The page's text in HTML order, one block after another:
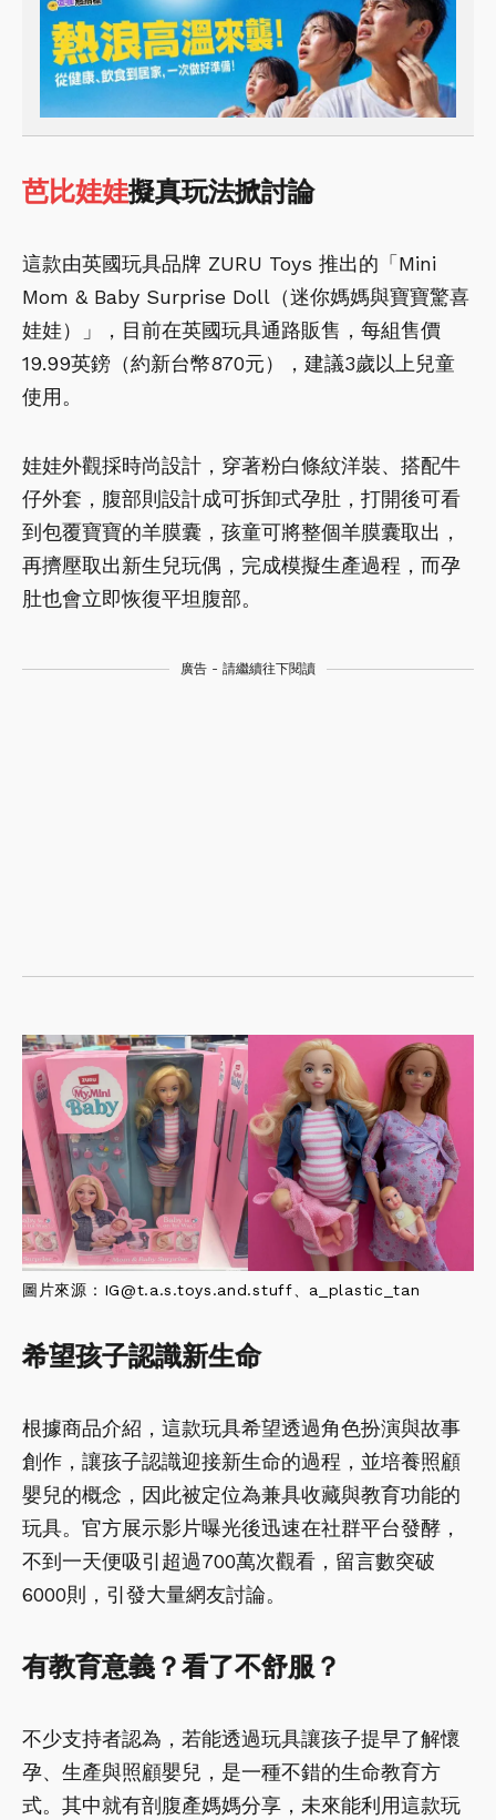
芭比娃娃擬真玩法掀討論
這款由英國玩具品牌 ZURU Toys 推出的「Mini
Mom & Baby Surprise Doll（迷你媽媽與寶寶驚喜
娃娃）」，目前在英國玩具通路販售，每組售價
19.99英鎊（約新台幣870元），建議3歲以上兒童
使用。
娃娃外觀採時尚設計，穿著粉白條紋洋裝、搭配牛
仔外套，腹部則設計成可拆卸式孕肚，打開後可看
到包覆寶寶的羊膜囊，孩童可將整個羊膜囊取出，
再擠壓取出新生兒玩偶，完成模擬生產過程，而孕
肚也會立即恢復平坦腹部。
廣告 - 請繼續往下閱讀
圖片來源：IG@t.a.s.toys.and.stuff、 a_plastic_tan
希望孩子認識新生命
根據商品介紹，這款玩具希望透過角色扮演與故事
創作，讓孩子認識迎接新生命的過程，並培養照顧
嬰兒的概念，因此被定位為兼具收藏與教育功能的
玩具。官方展示影片曝光後迅速在社群平台發酵，
不到一天便吸引超過700萬次觀看，留言數突破
6000則，引發大量網友討論。
有教育意義？看了不舒服？
不少支持者認為，若能透過玩具讓孩子提早了解懷
孕、生產與照顧嬰兒，是一種不錯的生命教育方
式。其中就有剖腹產媽媽分享，未來能利用這款玩